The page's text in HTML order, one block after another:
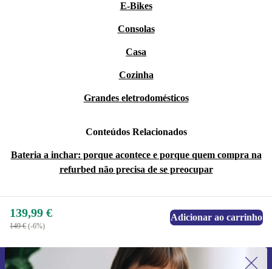
E-Bikes
Consolas
Casa
Cozinha
Grandes eletrodomésticos
Conteúdos Relacionados
Bateria a inchar: porque acontece e porque quem compra na
refurbed não precisa de se preocupar
139,99 €
149 € (-6%)
Adicionar ao carrinho